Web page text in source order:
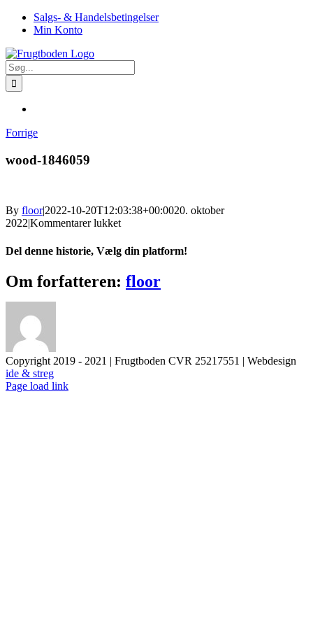
Skip
FacebookSalgs- & Handelsbetingelser
Min Konto
Søg
efter:
Forrige
wood-1846059
By floor|2022-10-20T12:03:38+00:0020. oktober
2022|Kommentarer lukkettil
1846059
Del denne historie, Vælg din platform!
Facebook
X
Reddit
LinkedIn
WhatsApp
Tumblr
Pinterest
Vk
Xing
E-
mail
Om forfatteren: floor
Copyright 2019 - 2021 | Frugtboden CVR 25217551 | Webdesign
ide & streg
Page load link